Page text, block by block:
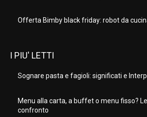
Offerta Bimby black friday: robot da
I PIU' LETTI
Sognare pasta e fagioli: significati e
Menu alla carta, a buffet o menu fisso?
confronto